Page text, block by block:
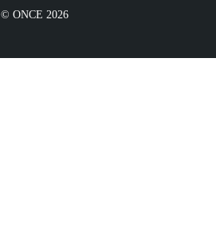
© ONCE 2026